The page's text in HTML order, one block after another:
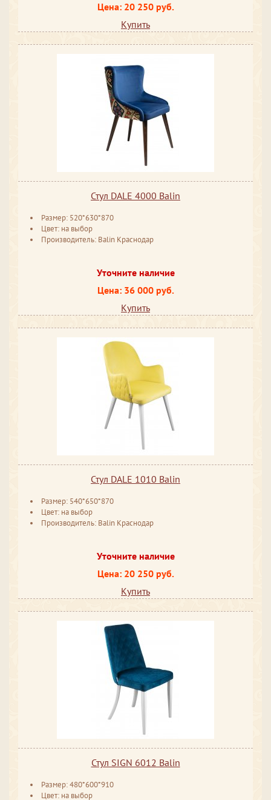
Цена: 20 250 руб.
Купить
Стул DALE 4000 Balin
Размер: 520*630*870
Цвет: на выбор
Производитель: Balin Краснодар
Уточните наличие
Цена: 36 000 руб.
Купить
Стул DALE 1010 Balin
Размер: 540*650*870
Цвет: на выбор
Производитель: Balin Краснодар
Уточните наличие
Цена: 20 250 руб.
Купить
Стул SIGN 6012 Balin
Размер: 480*600*910
Цвет: на выбор